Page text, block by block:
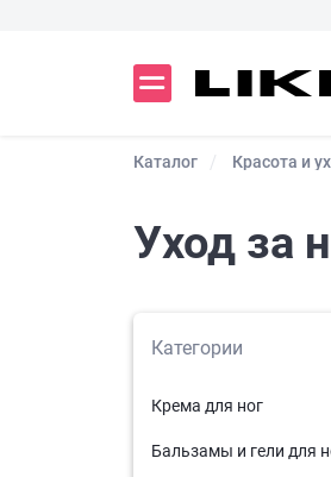
Каталог Красота и
Уход за
Категории
Крема для ног
Бальзамы и гели для